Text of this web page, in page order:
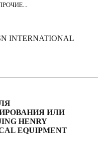
INTERNATIONAL
ИЛИ
HENRY
EQUIPMENT